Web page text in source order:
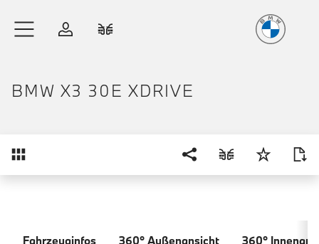
Anmelden
BMW X3 30E XDRIVE
Fahrzeuginfos 360° Außenansicht 360°